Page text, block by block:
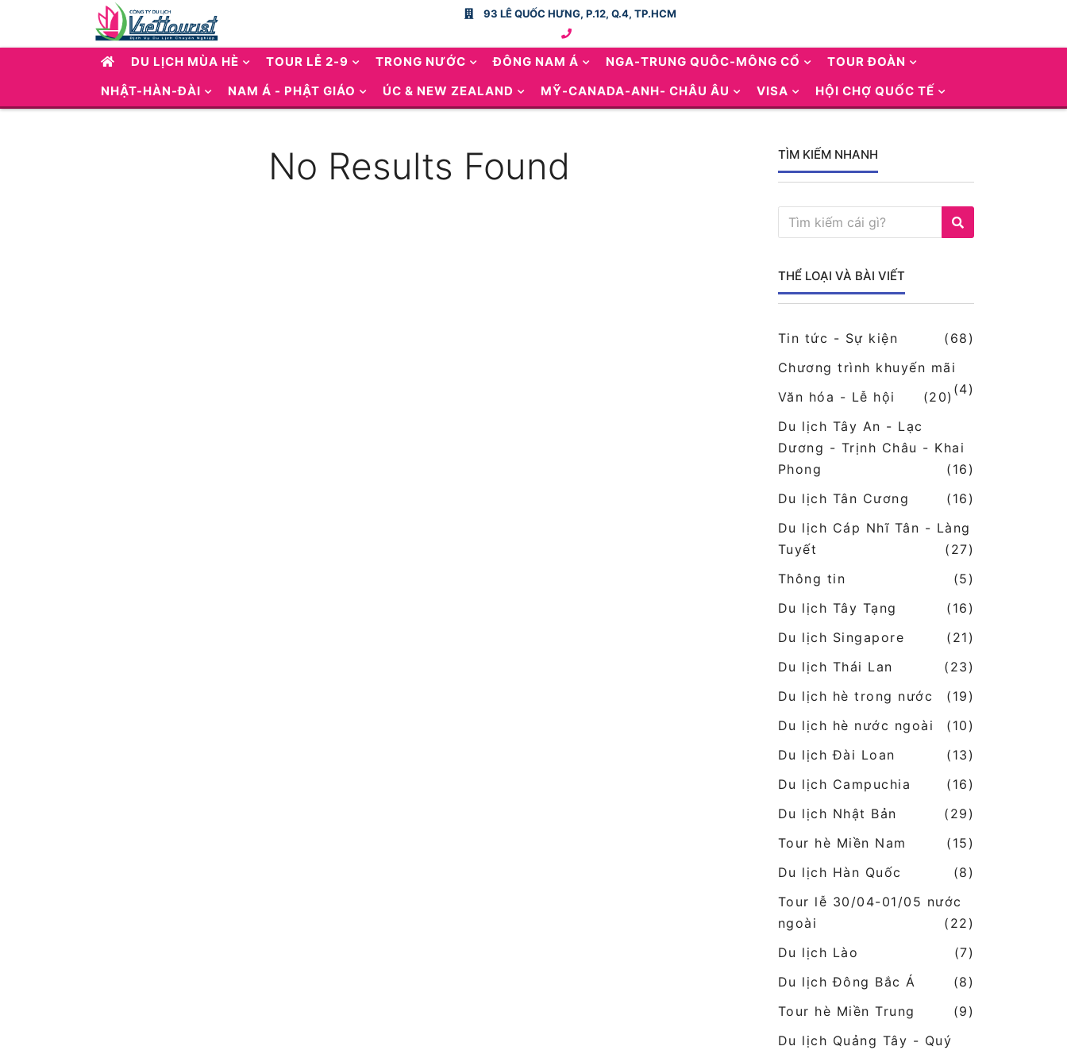
93 LÊ QUỐC HƯNG, P.12, Q.4, TP.HCM
DU LỊCH MÙA HÈ TOUR LỄ 2-9 TRONG NƯỚC ĐÔNG NAM Á NGA-TRUNG QUÔC-MÔNG CỔ
TOUR ĐOÀN
NHẬT-HÀN-ĐÀI
NAM Á - PHẬT GIÁO ÚC & NEW ZEALAND MỸ-CANADA-ANH- CHÂU ÂU VISA HỘI CHỢ QUỐC TẾ
No Results Found TÌM KIẾM NHANH
THỂ LOẠI VÀ BÀI VIẾT
Tin tức - Sự kiện
(68)
Chương trình khuyến mãi
(4)
Văn hóa - Lễ hội
(20)
Du lịch Tây An - Lạc
Dương - Trịnh Châu - Khai
Phong
(16)
Du lịch Tân Cương
(16)
Du lịch Cáp Nhĩ Tân - Làng
Tuyết
(27)
Thông tin
(5)
Du lịch Tây Tạng
(16)
Du lịch Singapore
(21)
Du lịch Thái Lan
(23)
Du lịch hè trong nước
(19)
Du lịch hè nước ngoài
(10)
Du lịch Đài Loan
(13)
Du lịch Campuchia
(16)
Du lịch Nhật Bản
(29)
Tour hè Miền Nam
(15)
Du lịch Hàn Quốc
(8)
Tour lễ 30/04-01/05 nước
ngoài
(22)
Du lịch Lào
(7)
Du lịch Đông Bắc Á
(8)
Tour hè Miền Trung
(9)
Du lịch Quảng Tây - Quý